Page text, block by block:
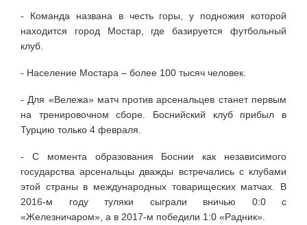
- Команда названа в честь горы, у подножия которой
находится город Мостар, где базируется футбольный
клуб.
- Население Мостара – более 100 тысяч человек.
- Для «Вележа» матч против арсенальцев станет первым
на тренировочном сборе. Боснийский клуб прибыл в
Турцию только 4 февраля.
- С момента образования Боснии как независимого
государства арсенальцы дважды встречались с клубами
этой страны в международных товарищеских матчах. В
2016-м году туляки сыграли вничью 0:0 с
«Железничаром», а в 2017-м победили 1:0 «Радник».